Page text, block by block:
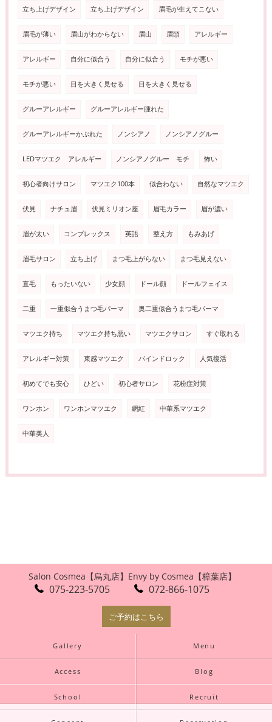
立ち上げデザイン 立ち上げデザイン 眉毛が生えてこない
眉毛が薄い 眉山がわからない 眉山 眉頭 アレルギー
アレルギー 自分に似合う 自分に似合う モチが悪い
モチが悪い 目を大きく見せる 目を大きく見せる
グルーアレルギー グルーアレルギー腫れた
グルーアレルギーかぶれた ノンシアノ ノンシアノグルー
LEDマツエク アレルギー ノンシアノグルー モチ 怖い
初心者向けサロン マツエク100本 似合わない 自然なマツエク
伏見 ナチュ眉 伏見ミリオン座 眉毛カラー 眉が濃い
眉が太い コンプレックス 英語 整え方 もみあげ
眉毛サロン 立ち上げ まつ毛上がらない まつ毛見えない
直毛 もったいない 少女顔 ドール顔 ドールフェイス
二重 一重似合うまつ毛パーマ 奥二重似合うまつ毛パーマ
マツエク持ち マツエク持ち悪い マツエクサロン すぐ取れる
アレルギー対策 束感マツエク バインドロック 人気復活
初めてでも安心 ひどい 初心者サロン 花粉症対策
ワンホン ワンホンマツエク 網紅 中華系マツエク
中華美人
Salon Cosmea【烏丸店】
075-223-5705
Envy by Cosmea【樟葉店】
072-866-1075
ご予約はこちら
Gallery Menu
Access Blog
School Recruit